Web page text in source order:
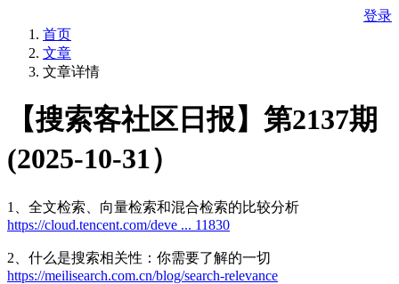
登录
首页
文章
文章详情
【搜索客社区日报】第2137期
(2025-10-31）
1、全文检索、向量检索和混合检索的比较分析
https://cloud.tencent.com/deve ... 11830
2、什么是搜索相关性：你需要了解的一切
https://meilisearch.com.cn/blog/search-relevance